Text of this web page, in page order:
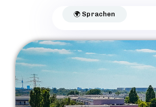
🌍 Sprachen